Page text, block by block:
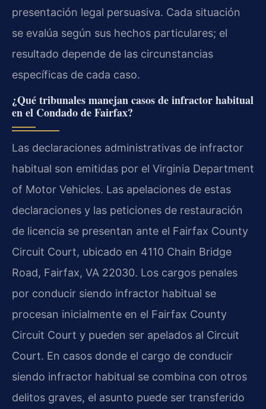
presentación legal persuasiva. Cada situación
se evalúa según sus hechos particulares; el
resultado depende de las circunstancias
específicas de cada caso.
¿Qué tribunales manejan casos de infractor habitual
en el Condado de Fairfax?
Las declaraciones administrativas de infractor
habitual son emitidas por el Virginia Department
of Motor Vehicles. Las apelaciones de estas
declaraciones y las peticiones de restauración
de licencia se presentan ante el Fairfax County
Circuit Court, ubicado en 4110 Chain Bridge
Road, Fairfax, VA 22030. Los cargos penales
por conducir siendo infractor habitual se
procesan inicialmente en el Fairfax County
Circuit Court y pueden ser apelados al Circuit
Court. En casos donde el cargo de conducir
siendo infractor habitual se combina con otros
delitos graves, el asunto puede ser transferido